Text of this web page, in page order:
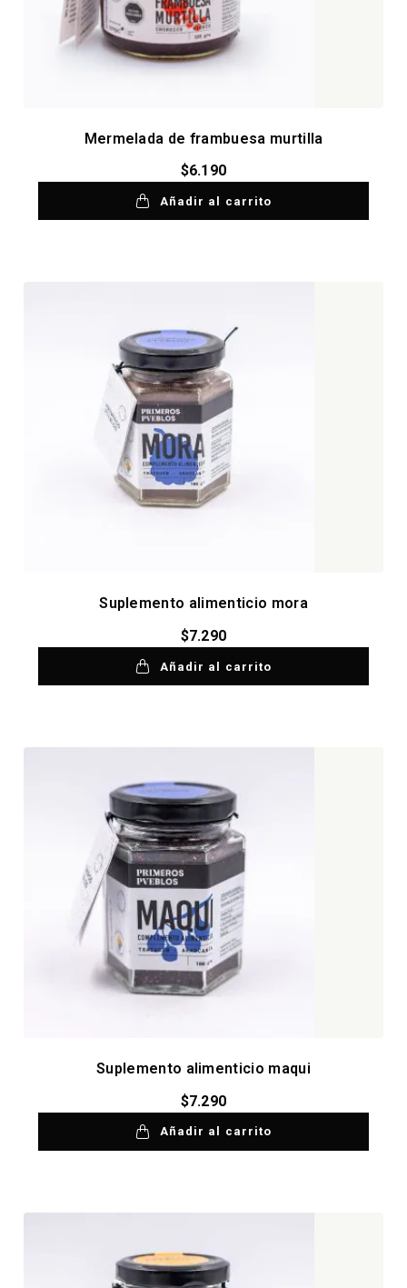
Mermelada de frambuesa murtilla
$6.190
Añadir al carrito
Suplemento alimenticio mora
$7.290
Añadir al carrito
Suplemento alimenticio maqui
$7.290
Añadir al carrito